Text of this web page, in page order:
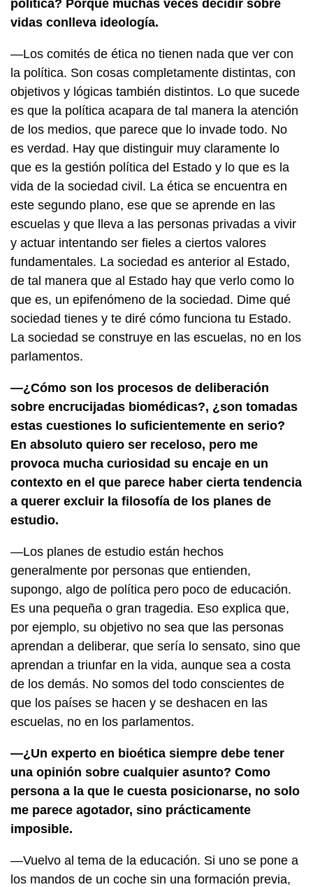
política? Porque muchas veces decidir sobre
vidas conlleva ideología.
—Los comités de ética no tienen nada que ver con
la política. Son cosas completamente distintas, con
objetivos y lógicas también distintos. Lo que sucede
es que la política acapara de tal manera la atención
de los medios, que parece que lo invade todo. No
es verdad. Hay que distinguir muy claramente lo
que es la gestión política del Estado y lo que es la
vida de la sociedad civil. La ética se encuentra en
este segundo plano, ese que se aprende en las
escuelas y que lleva a las personas privadas a vivir
y actuar intentando ser fieles a ciertos valores
fundamentales. La sociedad es anterior al Estado,
de tal manera que al Estado hay que verlo como lo
que es, un epifenómeno de la sociedad. Dime qué
sociedad tienes y te diré cómo funciona tu Estado.
La sociedad se construye en las escuelas, no en los
parlamentos.
—¿Cómo son los procesos de deliberación
sobre encrucijadas biomédicas?, ¿son tomadas
estas cuestiones lo suficientemente en serio?
En absoluto quiero ser receloso, pero me
provoca mucha curiosidad su encaje en un
contexto en el que parece haber cierta tendencia
a querer excluir la filosofía de los planes de
estudio.
—Los planes de estudio están hechos
generalmente por personas que entienden,
supongo, algo de política pero poco de educación.
Es una pequeña o gran tragedia. Eso explica que,
por ejemplo, su objetivo no sea que las personas
aprendan a deliberar, que sería lo sensato, sino que
aprendan a triunfar en la vida, aunque sea a costa
de los demás. No somos del todo conscientes de
que los países se hacen y se deshacen en las
escuelas, no en los parlamentos.
—¿Un experto en bioética siempre debe tener
una opinión sobre cualquier asunto? Como
persona a la que le cuesta posicionarse, no solo
me parece agotador, sino prácticamente
imposible.
—Vuelvo al tema de la educación. Si uno se pone a
los mandos de un coche sin una formación previa,